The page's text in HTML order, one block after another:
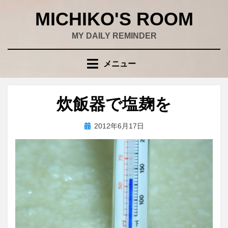
MICHIKO'S ROOM
MY DAILY REMINDER
メニュー
炊飯器で塩麹を
投稿者wad
投 2012年6月17日